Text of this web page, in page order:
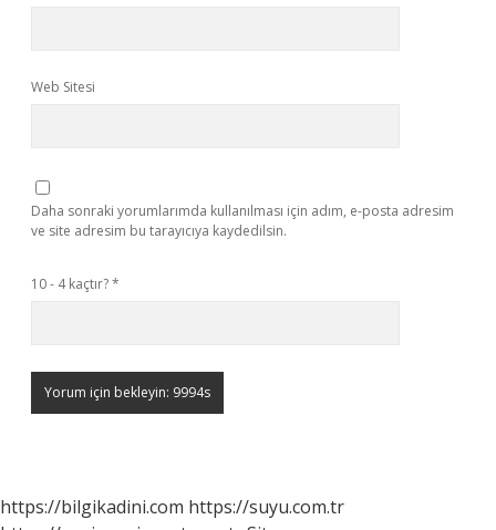
Web Sitesi
Daha sonraki yorumlarımda kullanılması için adım, e-posta adresim
ve site adresim bu tarayıcıya kaydedilsin.
10 - 4 kaçtır?*
https://bilgikadini.com https://suyu.com.tr